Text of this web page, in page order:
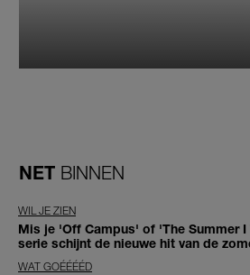
NET BINNEN
WIL JE ZIEN
Mis je 'Off Campus' of 'The Summer I
serie schijnt de nieuwe hit van de
WAT GOÉÉÉÉD